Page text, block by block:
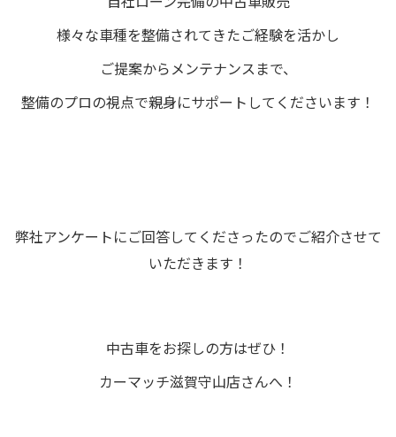
様々な車種を整備されてきたご経験を活かし
ご提案からメンテナンスまで、
整備のプロの視点で親身にサポートしてくださいます！
弊社アンケートにご回答してくださったのでご紹介させて
いただきます！
中古車をお探しの方はぜひ！
カーマッチ滋賀守山店さんへ！